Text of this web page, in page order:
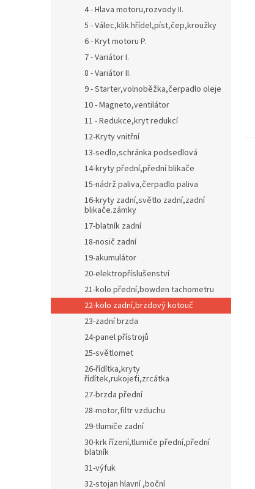
4 - Hlava motoru,rozvody II.
5 - Válec,klik.hřídel,píst,čep,kroužky
6 - Kryt motoru P.
7 - Variátor I.
8 - Variátor II.
9 - Starter,volnoběžka,čerpadlo oleje
10 - Magneto,ventilátor
11 - Redukce,kryt redukcí
12-Kryty vnitřní
13-sedlo,schránka podsedlová
14-kryty přední,přední blikače
15-nádrž paliva,čerpadlo paliva
16-kryty zadní,světlo zadní,zadní
blikače.zámky
17-blatník zadní
18-nosič zadní
19-akumulátor
20-elektropříslušenství
21-kolo přední,bowden tachometru
22-kolo zadní,brzdový kotouč
23-zadní brzda
24-panel přístrojů
25-světlomet
26-řídítka,kryty
řídítek,rukojeťi,zrcátka
27-brzda přední
28-motor,filtr vzduchu
29-tlumiče zadní
30-krk řízení,tlumiče přední,přední
blatník
31-výfuk
32-stojan hlavní ,boční